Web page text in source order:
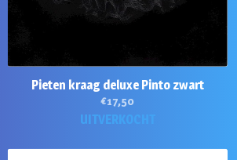
Pieten kraag deluxe Pinto zwart
€17,50
UITVERKOCHT